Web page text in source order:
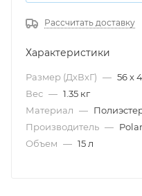
Рассчитать доставку
Характеристики
Размер (ДхВхГ) — 56 х
Вес — 1.35 кг
Материал —
Производитель — Polar
Объем — 15 л